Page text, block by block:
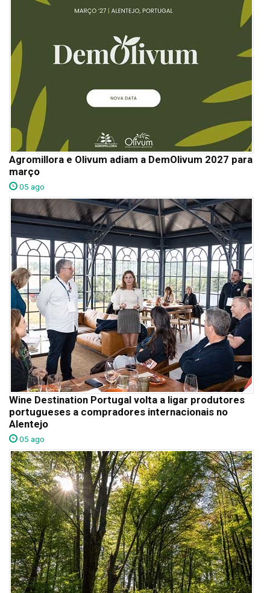
Agromillora e Olivum adiam a DemOlivum 2027 para
março
05 ago
Wine Destination Portugal volta a ligar produtores
portugueses a compradores internacionais no
Alentejo
05 ago